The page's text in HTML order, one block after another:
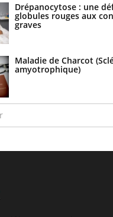
Drépanocytose : une
globules rouges aux
graves
Maladie de Charcot
amyotrophique)